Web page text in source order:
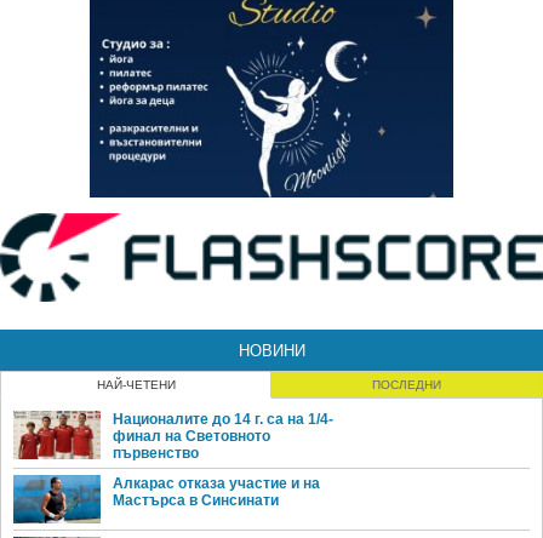
НОВИНИ
НАЙ-ЧЕТЕНИ ПОСЛЕДНИ
Националите до 14 г. са на 1/4-
финал на Световното
първенство
Алкарас отказа участие и на
Мастърса в Синсинати